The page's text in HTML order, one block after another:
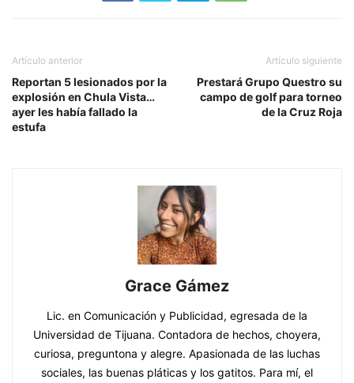
Artículo anterior
Reportan 5 lesionados por la
explosión en Chula Vista…
ayer les había fallado la
estufa
Artículo siguiente
Prestará Grupo Questro su
campo de golf para torneo
de la Cruz Roja
Grace Gámez
Lic. en Comunicación y Publicidad, egresada de la
Universidad de Tijuana. Contadora de hechos, choyera,
curiosa, preguntona y alegre. Apasionada de las luchas
sociales, las buenas pláticas y los gatitos. Para mí, el